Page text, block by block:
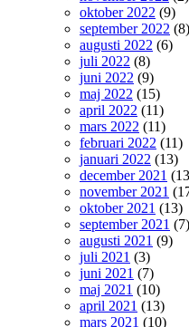
oktober 2022 (9)
september 2022 (8)
augusti 2022 (6)
juli 2022 (8)
juni 2022 (9)
maj 2022 (15)
april 2022 (11)
mars 2022 (11)
februari 2022 (11)
januari 2022 (13)
december 2021
november 2021
oktober 2021 (13)
september 2021 (7)
augusti 2021 (9)
juli 2021 (3)
juni 2021 (7)
maj 2021 (10)
april 2021 (13)
mars 2021 (10)